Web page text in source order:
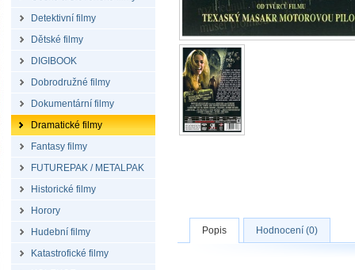
Detektivní filmy
Dětské filmy
DIGIBOOK
Dobrodružné filmy
Dokumentární filmy
Dramatické filmy
Fantasy filmy
FUTUREPAK / METALPAK
Historické filmy
Horory
Hudební filmy
Katastrofické filmy
Popis Hodnocení (0)